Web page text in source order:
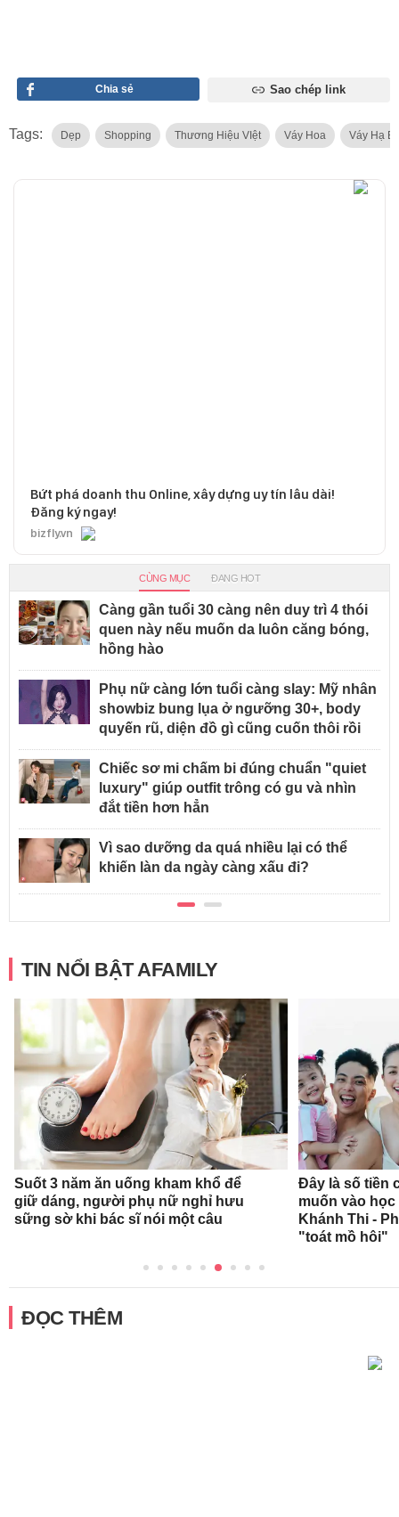
Chia sẻ Sao chép link
Tags: Dẹp Shopping Thương Hiệu VIệt Váy Hoa Váy Hạ
Bứt phá doanh thu Online, xây dựng uy tín lâu dài!
Đăng ký ngay!
bizfly.vn
CÙNG MỤC ĐANG HOT
Càng gần tuổi 30 càng nên duy trì 4 thói
quen này nếu muốn da luôn căng bóng,
hồng hào
Phụ nữ càng lớn tuổi càng slay: Mỹ nhân
showbiz bung lụa ở ngưỡng 30+, body
quyến rũ, diện đồ gì cũng cuốn thôi rồi
Chiếc sơ mi chấm bi đúng chuẩn "quiet
luxury" giúp outfit trông có gu và nhìn
đắt tiền hơn hẳn
Vì sao dưỡng da quá nhiều lại có thể
khiến làn da ngày càng xấu đi?
TIN NỔI BẬT AFAMILY
Suốt 3 năm ăn uống kham khổ để
giữ dáng, người phụ nữ nghỉ hưu
sững sờ khi bác sĩ nói một câu
Đây là số tiền
muốn vào
Khánh Thi -
"toát mồ hôi"
ĐỌC THÊM